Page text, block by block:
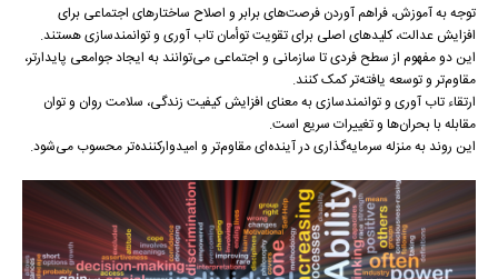
توجه به آموزش، فراهم آوردن فرصت‌های برابر و اصلاح ساختارهای اجتماعی برای
افزایش عدالت، کلیدهای اصلی برای تقویت توأمان تاب آوری و توانمندسازی هستند.
این دو مفهوم از سطح فردی تا سازمانی و اجتماعی می‌توانند به ایجاد جوامعی پایدارتر،
مقاوم‌تر و توسعه یافته‌تر کمک کنند.
ارتقاء تاب آوری و توانمندسازی به معنای افزایش کیفیت زندگی، سلامت روان و توان
مقابله با بحران‌ها و تغییرات سریع است.
این روند به منزله سرمایه‌گذاری در آینده‌ای مقاوم‌تر و امیدوارکننده‌تر محسوب می‌شود.